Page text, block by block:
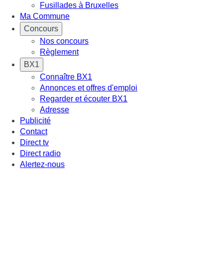
Fusillades à Bruxelles
Ma Commune
Concours
Nos concours
Règlement
BX1
Connaître BX1
Annonces et offres d'emploi
Regarder et écouter BX1
Adresse
Publicité
Contact
Direct tv
Direct radio
Alertez-nous